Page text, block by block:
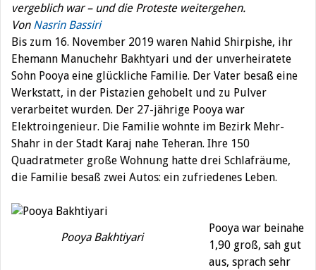
vergeblich war – und die Proteste weitergehen.
Von Nasrin Bassiri
Bis zum 16. November 2019 waren Nahid Shirpishe, ihr
Ehemann Manuchehr Bakhtyari und der unverheiratete
Sohn Pooya eine glückliche Familie. Der Vater besaß eine
Werkstatt, in der Pistazien gehobelt und zu Pulver
verarbeitet wurden. Der 27-jährige Pooya war
Elektroingenieur. Die Familie wohnte im Bezirk Mehr-
Shahr in der Stadt Karaj nahe Teheran. Ihre 150
Quadratmeter große Wohnung hatte drei Schlafräume,
die Familie besaß zwei Autos: ein zufriedenes Leben.
Pooya Bakhtiyari
Pooya war beinahe
1,90 groß, sah gut
aus, sprach sehr